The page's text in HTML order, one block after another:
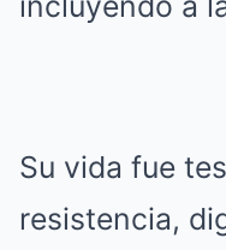
Su vida fue
resistencia,